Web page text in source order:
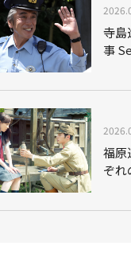
寺島
事
福原
ぞれ